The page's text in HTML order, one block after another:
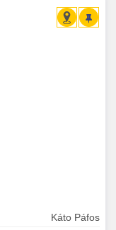
Káto Páfos